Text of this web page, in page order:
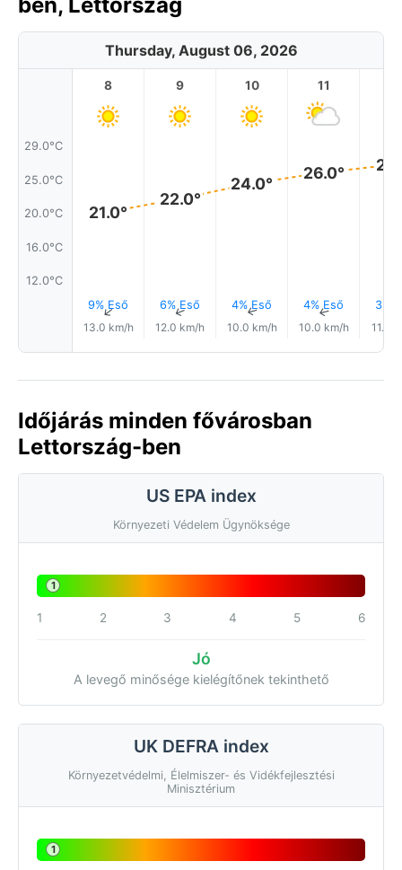
Thursday, August 06, 2026
29.0°C
25.0°C
20.0°C
16.0°C
12.0°C
8
21.0°
9% Eső
↑
13.0 km/h
9
22.0°
6% Eső
↑
12.0 km/h
10
24.0°
4% Eső
↑
10.0 km/h
11
26.0°
4% Eső
↑
10.0 km/h
3%
11.0
Időjárás minden fővárosban
Lettország-ben
US EPA index
Környezeti Védelem Ügynöksége
1
1 2 3 4 5 6
Jó
A levegő minősége kielégítőnek tekinthető
UK DEFRA index
Környezetvédelmi, Élelmiszer- és Vidékfejlesztési
Minisztérium
1